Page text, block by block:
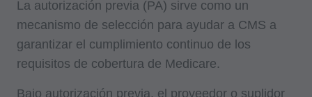
La autorización previa (PA) sirve como un
mecanismo de selección para ayudar a CMS a
garantizar el cumplimiento continuo de los
requisitos de cobertura de Medicare.
Bajo autorización previa, el proveedor o suplidor